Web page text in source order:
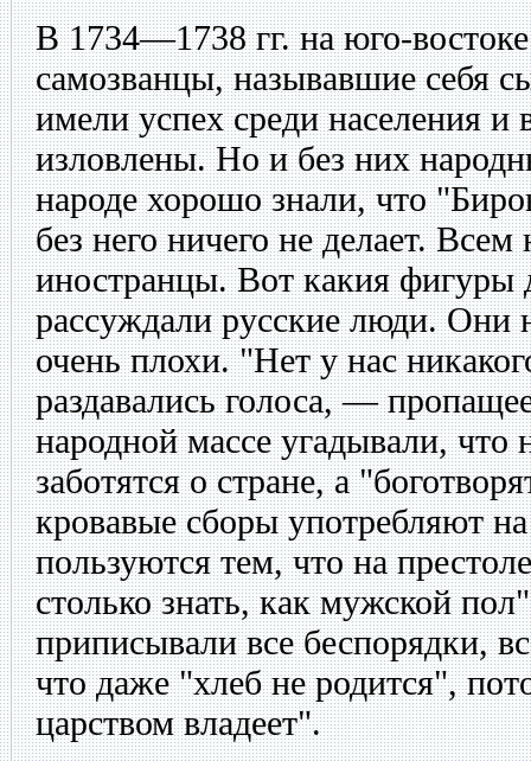
В 1734—1738 гг. на юго-
самозванцы, называвшие себя
имели успех среди населения и
изловлены. Но и без них
народе хорошо знали, что
без него ничего не делает.
иностранцы. Вот какия фигуры
рассуждали русские люди. Они
очень плохи. "Нет у нас
раздавались голоса, —
народной массе угадывали, что
заботятся о стране, а
кровавые сборы употребляют
пользуются тем, что на
столько знать, как мужской
приписывали все беспорядки,
что даже "хлеб не родится",
царством владеет".